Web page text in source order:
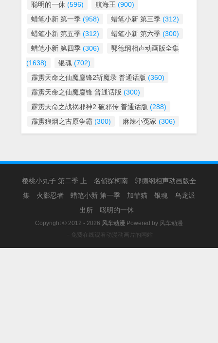
聪明的一休 (596) 航海王 (900)
蜡笔小新 第一季 (958) 蜡笔小新 第三季 (312)
蜡笔小新 第五季 (312) 蜡笔小新 第六季 (300)
蜡笔小新 第四季 (306)
郭德纲相声动画版全集
(1638)
银魂 (702)
霹雳天命之仙魔鏖锋2斩魔录 普通话版 (360)
霹雳天命之仙魔鏖锋 普通话版 (300)
霹雳天命之战祸邪神2 破邪传 普通话版 (288)
霹雳狼烟之古原争霸 (300) 麻辣小冤家 (306)
樱桃小丸子 第二季 上 名侦探柯南
郭德纲相声动画版全
集
火影忍者 蜡笔小新 第一季 加菲猫 银魂
乌龙派
出所
聪明的一休
Copyright © 2012 - 2026 风车动漫 Powered by 风车动漫
－免费在线观看动漫动画片的网站